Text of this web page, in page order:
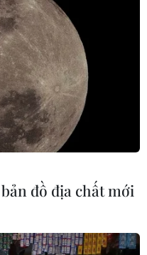
đồ địa chất mới